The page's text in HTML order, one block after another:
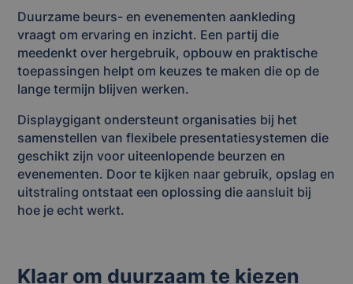
Duurzame beurs- en evenementen aankleding
vraagt om ervaring en inzicht. Een partij die
meedenkt over hergebruik, opbouw en praktische
toepassingen helpt om keuzes te maken die op de
lange termijn blijven werken.
Displaygigant ondersteunt organisaties bij het
samenstellen van flexibele presentatiesystemen die
geschikt zijn voor uiteenlopende beurzen en
evenementen. Door te kijken naar gebruik, opslag en
uitstraling ontstaat een oplossing die aansluit bij
hoe je echt werkt.
Klaar om duurzaam te kiezen